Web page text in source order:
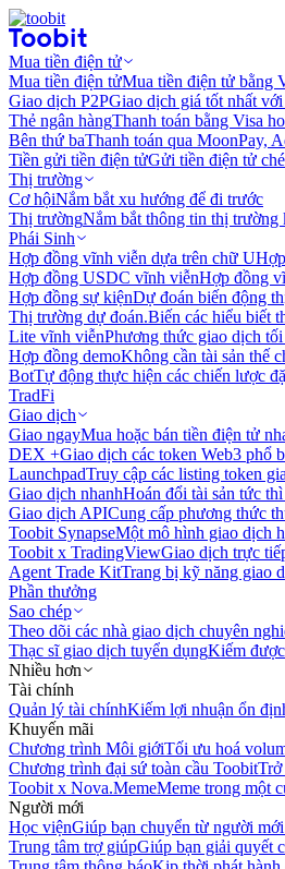
Mua tiền điện tử
Mua tiền điện tửMua tiền điện tử bằng
Giao dịch P2PGiao dịch giá tốt nhất
Thẻ ngân hàngThanh toán bằng Visa
Bên thứ baThanh toán qua MoonPay,
Tiền gửi tiền điện tửGửi tiền điện tử
Thị trường
Cơ hộiNắm bắt xu hướng để đi trước
Thị trườngNắm bắt thông tin thị trường
Phái Sinh
Hợp đồng vĩnh viễn dựa trên chữ U
Hợp đồng USDC vĩnh viễnHợp đồng
Hợp đồng sự kiệnDự đoán biến động
Thị trường dự đoán.Biến các hiểu biết
Lite vĩnh viễnPhương thức giao dịch
Hợp đồng demoKhông cần tài sản thế
BotTự động thực hiện các chiến lược
TradFi
Giao dịch
Giao ngayMua hoặc bán tiền điện tử
DEX +Giao dịch các token Web3 phổ
LaunchpadTruy cập các listing token
Giao dịch nhanhHoán đổi tài sản tức
Giao dịch APICung cấp phương thức
Toobit SynapseMột mô hình giao dịch
Toobit x TradingViewGiao dịch trực
Agent Trade KitTrang bị kỹ năng giao
Phần thưởng
Sao chép
Theo dõi các nhà giao dịch chuyên
Thạc sĩ giao dịch tuyển dụngKiếm
Nhiều hơn
Tài chính
Quản lý tài chínhKiếm lợi nhuận ổn
Khuyến mãi
Chương trình Môi giớiTối ưu hoá
Chương trình đại sứ toàn cầu ToobitTrở
Toobit x Nova.MemeMeme trong một
Người mới
Học việnGiúp bạn chuyển từ người
Trung tâm trợ giúpGiúp bạn giải quyết